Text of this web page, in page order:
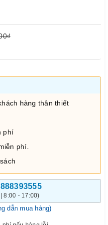
hàng thân thiết
phí
phí.
8:00 - 17:00)
dẫn mua hàng)